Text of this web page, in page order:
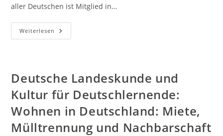
aller Deutschen ist Mitglied in…
Weiterlesen Deutsche
Landeskunde
Das
Vereinsleben:
Typisch
Deutsches
Hobby?
Deutsche Landeskunde und
Kultur für Deutschlernende:
Wohnen in Deutschland: Miete,
Mülltrennung und Nachbarschaft